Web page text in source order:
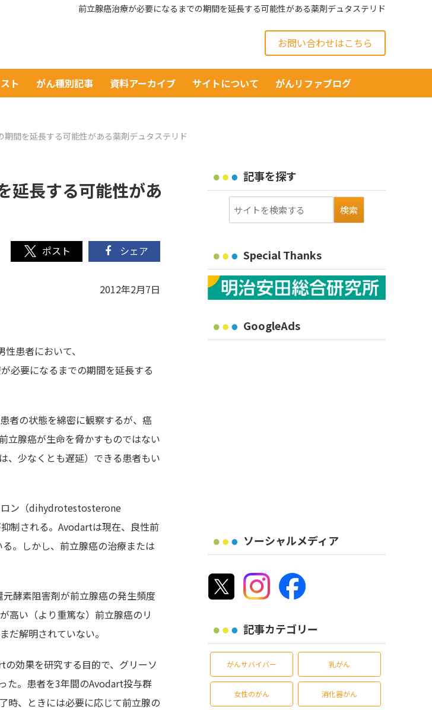
前立腺癌治療が必要になるまでの期間を延長する可能性がある薬剤デュタステリド
お問い合わせはこちら
ト がん種別記事 資料アーカイブ サイトについて がんリファブログ
間を延長する可能性がある薬剤デュタステリド
延長する可能性があ
シェア
2012年2月7日
患者において、
必要になるまでの期間を延長する
者の状態を綿密に観察するが、癌
立腺癌が生命を脅かすものではない
、少なくとも遅延）できる患者もい
ロン（dihydrotestosterone
制される。Avodartは現在、良性前
。しかし、前立腺癌の治療または
酵素阻害剤が前立腺癌の発生頻度
高い（より重篤な）前立腺癌のリ
だ解明されていない。
効果を研究する目的で、グリーソ
た。患者を3年間のAvodart投与群
時、ときには必要に応じて前立腺の
記事を探す
Special Thanks
GoogleAds
ソーシャルメディア
記事カテゴリー
がんサバイバー 乳がん
女性のがん 消化器がん